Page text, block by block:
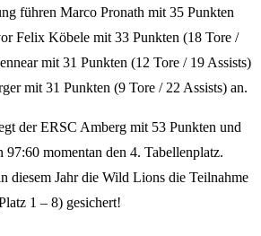
führen Marco Pronath mit 35 Punkten
Felix Köbele mit 33 Punkten (18 Tore /
mit 31 Punkten (12 Tore / 19 Assists)
mit 31 Punkten (9 Tore / 22 Assists) an.
der ERSC Amberg mit 53 Punkten und
momentan den 4. Tabellenplatz.
diesem Jahr die Wild Lions die Teilnahme
1 – 8) gesichert!